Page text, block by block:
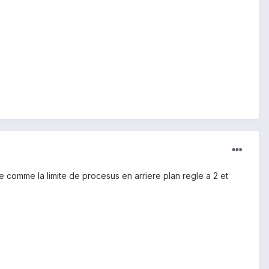
la limite de procesus en arriere plan regle a 2 et